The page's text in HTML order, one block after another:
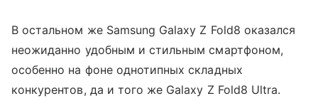
В остальном же Samsung Galaxy Z Fold8 оказался
неожиданно удобным и стильным смартфоном,
особенно на фоне однотипных складных
конкурентов, да и того же Galaxy Z Fold8 Ultra.